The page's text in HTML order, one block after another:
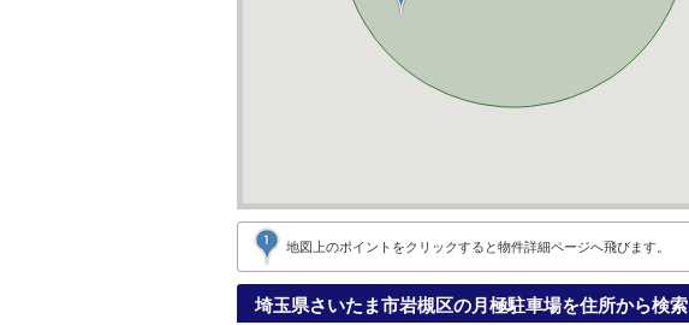
地図上のポイントをクリックすると物件詳細ページへ飛びます。
埼玉県さいたま市岩槻区の月極駐車場を住所から検索